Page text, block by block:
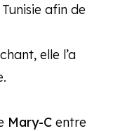
afin de
elle l’a
Mary-C entre